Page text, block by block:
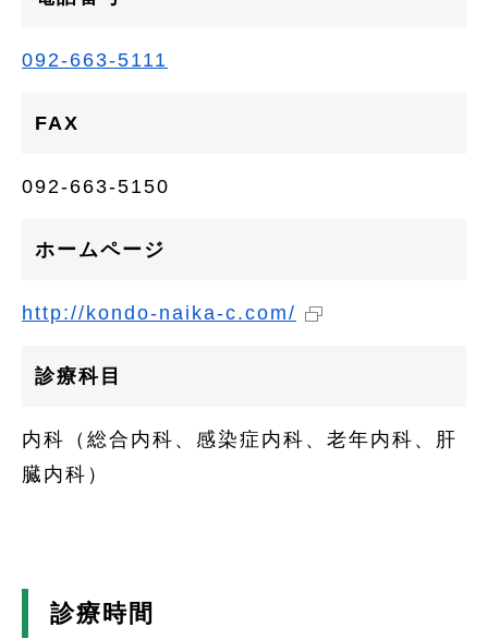
092-663-5111
FAX
092-663-5150
ホームページ
http://kondo-naika-c.com/
診療科目
内科（総合内科、感染症内科、老年内科、肝
臓内科）
診療時間